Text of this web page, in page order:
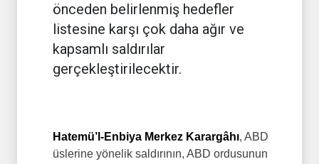
önceden belirlenmiş hedefler
listesine karşı çok daha ağır ve
kapsamlı saldırılar
gerçekleştirilecektir.
Hatemü’l-Enbiya Merkez Karargâhı, ABD
üslerine yönelik saldırının, ABD ordusunun